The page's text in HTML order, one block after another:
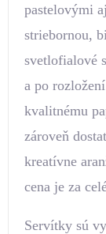
pastelovými
striebornou,
svetlofialové
a po
kvalitnému
zároveň
kreatívne
cena je za
Servítky sú